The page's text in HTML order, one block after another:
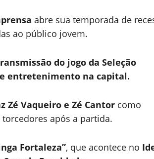
abre sua temporada de
ao público jovem.
do jogo da Seleção
entretenimento na capital.
Zé Vaqueiro e Zé Cantorcomo
após a partida.
Fortaleza”, que acontece no